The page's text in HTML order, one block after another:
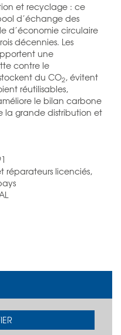
et recyclage : ce
d’échange des
d’économie circulaire
décennies. Les
une
contre le
du CO2, évitent
réutilisables,
le bilan carbone
la grande distribution et
réparateurs licenciés,